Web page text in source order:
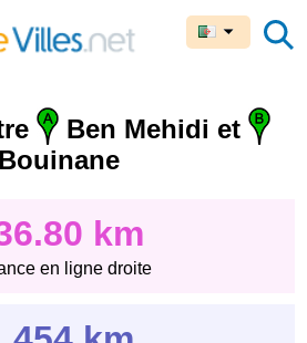
Ben Mehidi et
Bouinane
km
en ligne droite